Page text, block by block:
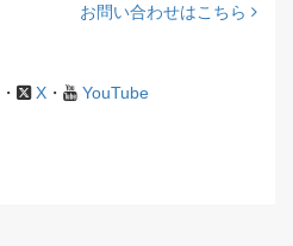
お問い合わせはこちら
・ X・ YouTube